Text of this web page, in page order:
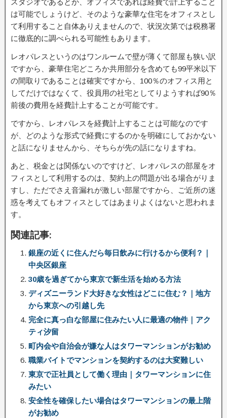
スタジオであるとか、オフィスであれば経費で計上すること
は可能でしょうけど、そのような豪華な住宅をオフィスとし
て利用すること自体ありえませんので、状況次第では税務署
に徹底的に調べられる可能性もあります。
レオパレスというのはワンルームで壁が薄くて部屋も狭い訳
ですから、豪華住宅どころか共用部分を含めても99平米以下
の間取りであることは確実ですから、100％のオフィス用と
してだけではなくて、役員用の社宅としてりようすれば90％
前後の費用を経費計上することが可能です。
ですから、レオパレスを経費計上することは可能なのです
が、どのような形式で経費にするのかを明確にしておかない
と話になりませんから、そちらが先の話になりますね。
あと、税金とは関係ないのですけど、レオパレスの部屋をオ
フィスとして利用するのは、契約上の問題が出る場合がりま
すし、ただでさえ音漏れが激しい部屋ですから、ご近所の迷
惑を考えてもオフィスとしてはあまりよくはないと思われま
す。
関連記事:
銀座の近くに住んだら毎日飲みに行けるから便利？｜
中央区銀座
30歳を過ぎてから東京で新生活を始める方法
ディズニーランド大好きな女性はどこに住む？｜地方
から東京への引越し先
完全に真っ白な部屋に住みたい人に最適の物件｜アク
ティ汐留
町内会や自治会が嫌な人はタワーマンションがお勧め
職業バイトでマンションを契約するのは大変難しい
東京で正社員として働く理由｜タワーマンションに住
みたい
安全性を確保したい場合はタワーマンションの最上階
がお勧め